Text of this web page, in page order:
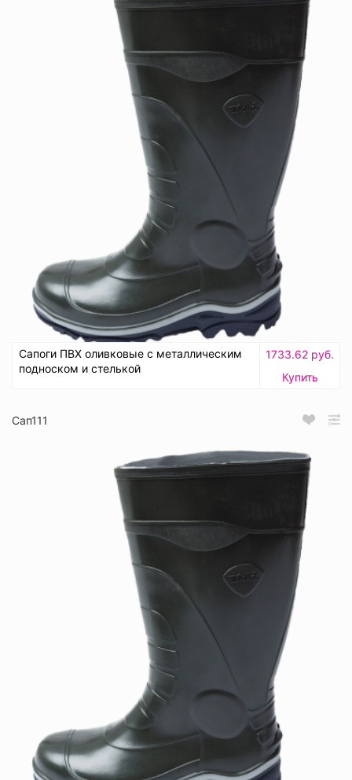
Сапоги ПВХ оливковые с металлическим
подноском и стелькой
1733.62 руб.
Купить
Сап111